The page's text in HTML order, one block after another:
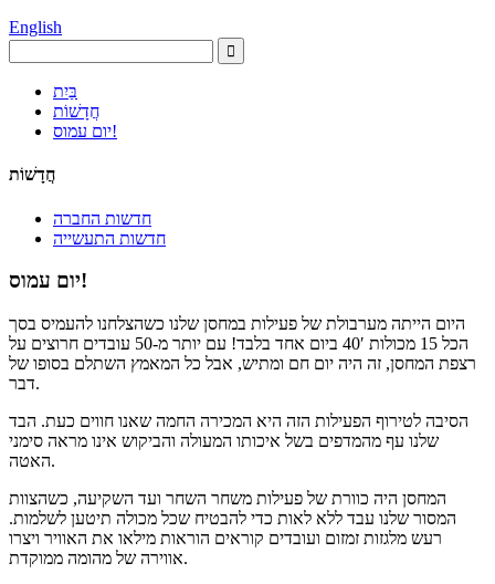
English
בַּיִת
חֲדָשׁוֹת
יום עמוס!
חֲדָשׁוֹת
חדשות החברה
חדשות התעשייה
יום עמוס!
היום הייתה מערבולת של פעילות במחסן שלנו כשהצלחנו להעמיס בסך
הכל 15 מכולות 40′ ביום אחד בלבד! עם יותר מ-50 עובדים חרוצים על
רצפת המחסן, זה היה יום חם ומתיש, אבל כל המאמץ השתלם בסופו של
דבר.
הסיבה לטירוף הפעילות הזה היא המכירה החמה שאנו חווים כעת. הבד
שלנו עף מהמדפים בשל איכותו המעולה והביקוש אינו מראה סימני
האטה.
המחסן היה כוורת של פעילות משחר השחר ועד השקיעה, כשהצוות
המסור שלנו עבד ללא לאות כדי להבטיח שכל מכולה תיטען לשלמות.
רעש מלגזות זמזום ועובדים קוראים הוראות מילאו את האוויר ויצרו
אווירה של מהומה ממוקדת.